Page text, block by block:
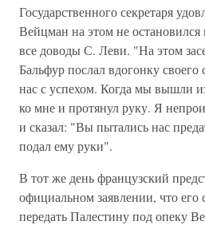
Государственного секретаря
Вейцман на этом не остановился
все доводы С. Леви. "На этом
Бальфур послал вдогонку своего
нас с успехом. Когда мы вышли
ко мне и протянул руку. Я
и сказал: "Вы пытались нас
подал ему руки".
В тот же день французский
официальном заявлении, что его
передать Палестину под опеку